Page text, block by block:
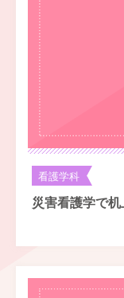
看護学科
災害看護学で